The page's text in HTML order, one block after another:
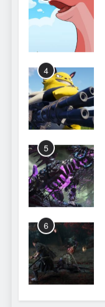
4
5
6
7